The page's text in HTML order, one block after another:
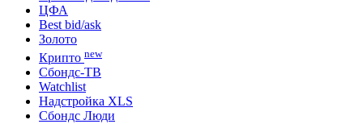
ЦФА
Best bid/ask
Золото
Крипто new
Сбондс-ТВ
Watchlist
Надстройка XLS
Сбондс Люди